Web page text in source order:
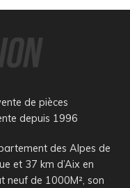
de pièces
depuis 1996
des Alpes de
et 37 km d’Aix en
neuf de 1000M², son